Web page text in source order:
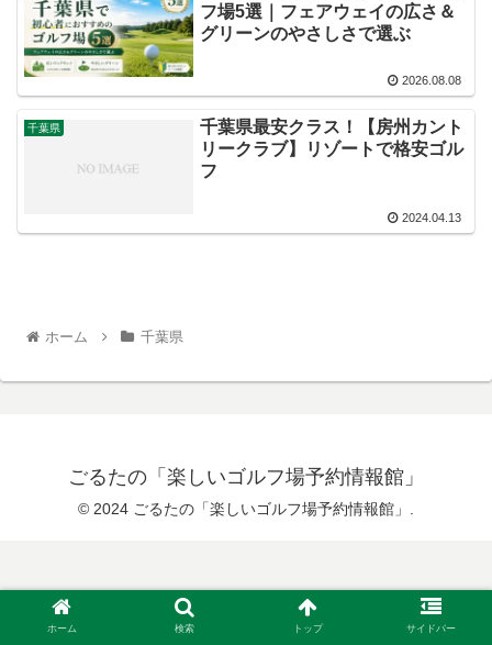
フ場5選｜フェアウェイの広さ＆
グリーンのやさしさで選ぶ
2026.08.08
千葉県
千葉県最安クラス！【房州カント
リークラブ】リゾートで格安ゴル
フ
2024.04.13
ホーム 千葉県
ごるたの「楽しいゴルフ場予約情報館」
© 2024 ごるたの「楽しいゴルフ場予約情報館」.
ホーム 検索 トップ サイドバー